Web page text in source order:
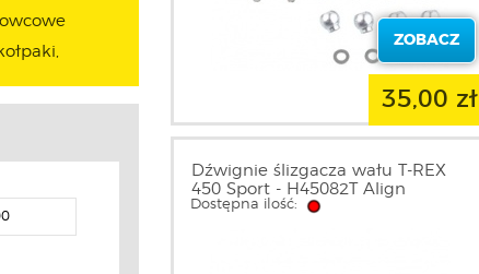
ZOBACZ
35,00 zł
Dźwignie ślizgacza wału T-REX
450 Sport - H45082T Align
Dostępna ilość: